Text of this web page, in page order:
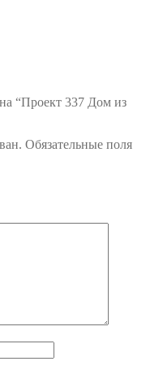
“Проект 337 Дом из
Обязательные поля